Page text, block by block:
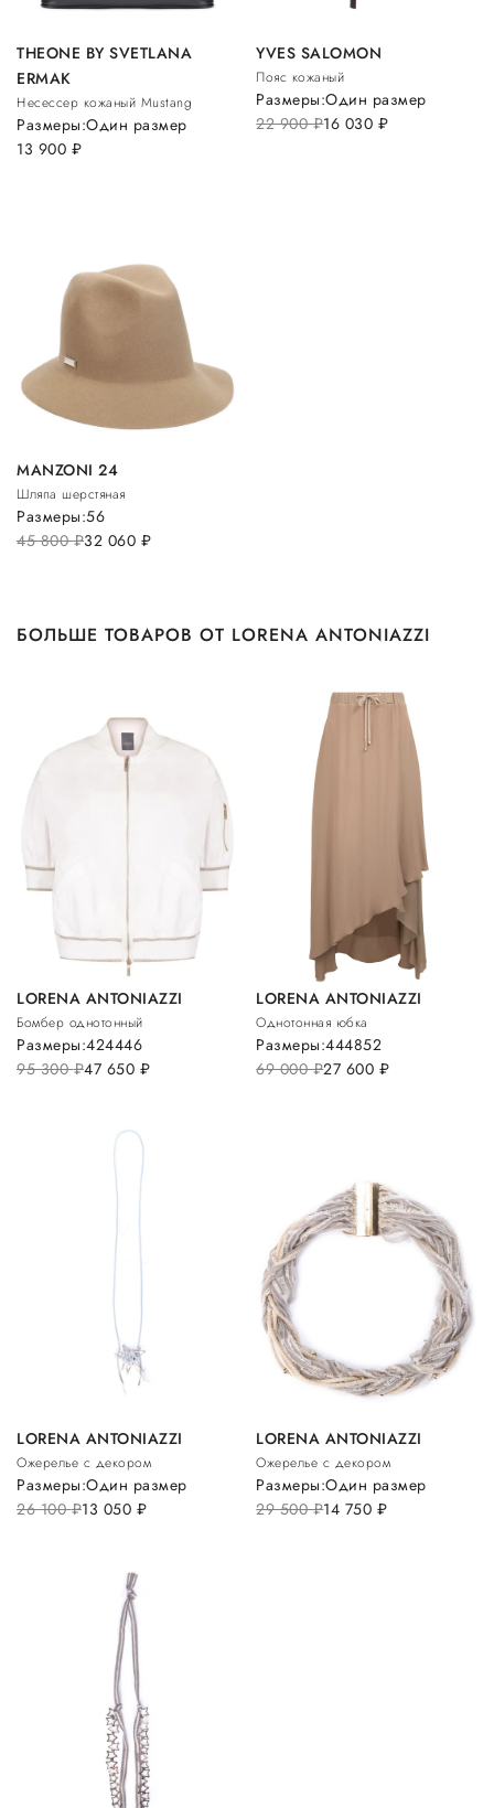
THEONE BY SVETLANA
ERMAK
Несессер кожаный Mustang
13 900 руб.
Размеры:Один размер
YVES SALOMON
Пояс кожаный
22 900руб.16 030 руб.
Размеры:Один размер
MANZONI 24
Шляпа шерстяная
45 800руб.32 060 руб.
Размеры:56
БОЛЬШЕ ТОВАРОВ ОТ LORENA ANTONIAZZI
LORENA ANTONIAZZI
Бомбер однотонный
95 300руб.47 650 руб.
Размеры:424446
LORENA ANTONIAZZI
Однотонная юбка
69 000руб.27 600 руб.
Размеры:444852
LORENA ANTONIAZZI
Ожерелье с декором
26 100руб.13 050 руб.
Размеры:Один размер
LORENA ANTONIAZZI
Ожерелье с декором
29 500руб.14 750 руб.
Размеры:Один размер